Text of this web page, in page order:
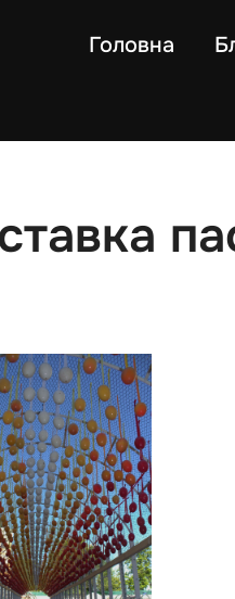
Головна